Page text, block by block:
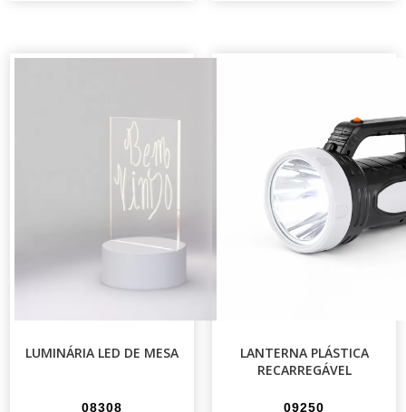
LUMINÁRIA LED DE MESA
08308
LANTERNA PLÁSTICA
RECARREGÁVEL
09250